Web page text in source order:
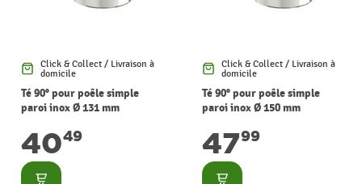
Click & Collect / Livraison à
domicile
Té 90° pour poêle simple
paroi inox Ø 131 mm
4049
Consulter
Click & Collect / Livraison à
domicile
Té 90° pour poêle simple
paroi inox Ø 150 mm
4799
Consulter